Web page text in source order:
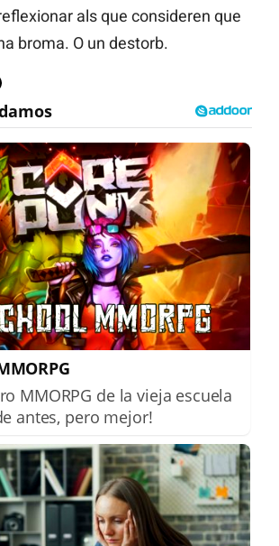
als que consideren que
broma. O un destorb.
MMORPG de la vieja escuela
antes, pero mejor!